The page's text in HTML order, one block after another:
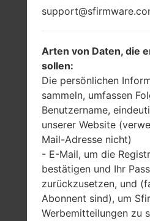
Arten von Daten, die
sollen:
Die persönlichen
sammeln, umfassen
Benutzername,
unserer Website
Mail-Adresse nicht)
- E-Mail, um die
bestätigen und Ihr
zurückzusetzen, und
Abonnent sind), um
Werbemitteilungen zu